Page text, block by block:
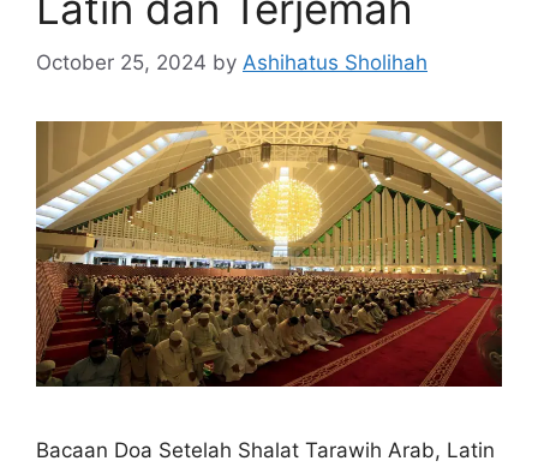
October 25, 2024 by Ashihatus Sholihah
Bacaan Doa Setelah Shalat Tarawih Arab, Latin